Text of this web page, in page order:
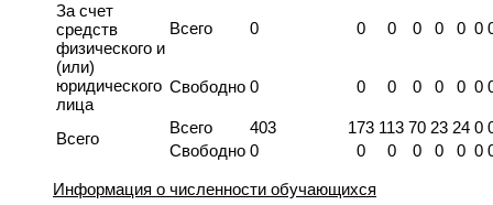
За счет
средств
физического и
(или)
юридического
лица
Всего 0 0 0 0 0 0 0
Свободно 0 0 0 0 0 0 0
Всего
Всего 403 173 113 70 23 24 0
Свободно 0 0 0 0 0 0 0
Информация о численности обучающихся